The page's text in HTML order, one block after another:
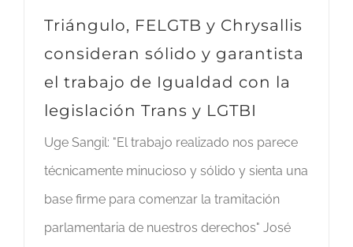
Triángulo, FELGTB y Chrysallis
consideran sólido y garantista
el trabajo de Igualdad con la
legislación Trans y LGTBI
Uge Sangil: "El trabajo realizado nos parece
técnicamente minucioso y sólido y sienta una
base firme para comenzar la tramitación
parlamentaria de nuestros derechos" José